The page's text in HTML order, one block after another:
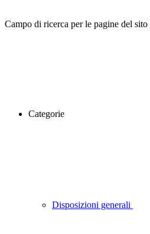
Campo di ricerca per le pagine del sito
Categorie
Disposizioni generali